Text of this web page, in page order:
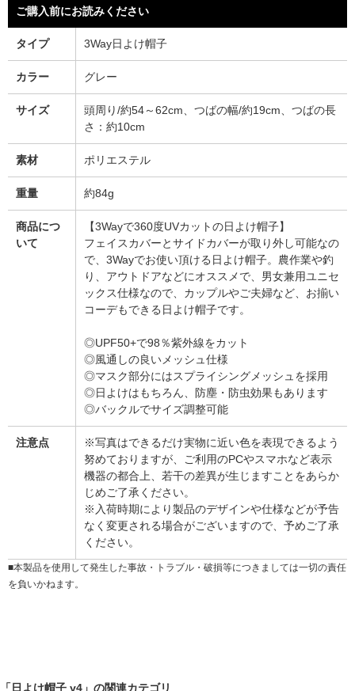
ご購入前にお読みください
タイプ 3Way日よけ帽子
カラー グレー
サイズ
頭周り/約54～62cm、つばの幅/約19cm、つばの長
さ：約10cm
素材 ポリエステル
重量 約84g
商品につ
いて
【3Wayで360度UVカットの日よけ帽子】
フェイスカバーとサイドカバーが取り外し可能なの
で、3Wayでお使い頂ける日よけ帽子。農作業や釣
り、アウトドアなどにオススメで、男女兼用ユニセ
ックス仕様なので、カップルやご夫婦など、お揃い
コーデもできる日よけ帽子です。
◎UPF50+で98％紫外線をカット
◎風通しの良いメッシュ仕様
◎マスク部分にはスプライシングメッシュを採用
◎日よけはもちろん、防塵・防虫効果もあります
◎バックルでサイズ調整可能
注意点
※写真はできるだけ実物に近い色を表現できるよう
努めておりますが、ご利用のPCやスマホなど表示
機器の都合上、若干の差異が生じますことをあらか
じめご了承ください。
※入荷時期により製品のデザインや仕様などが予告
なく変更される場合がございますので、予めご了承
ください。
■本製品を使用して発生した事故・トラブル・破損等につきましては一切の責任
を負いかねます。
「日よけ帽子 y4」の関連カテゴリ